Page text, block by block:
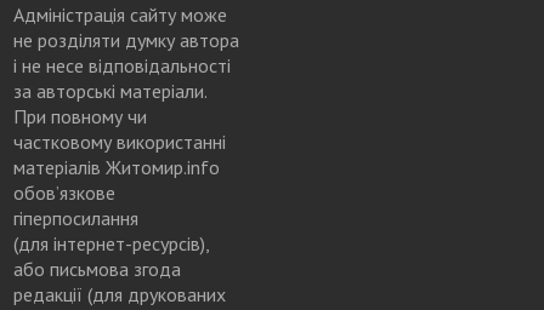
Адміністрація сайту може
не розділяти думку автора
і не несе відповідальності
за авторські матеріали.
При повному чи
частковому використанні
матеріалів Житомир.info
обов’язкове
гіперпосилання
(для інтернет-ресурсів),
або письмова згода
редакції (для друкованих